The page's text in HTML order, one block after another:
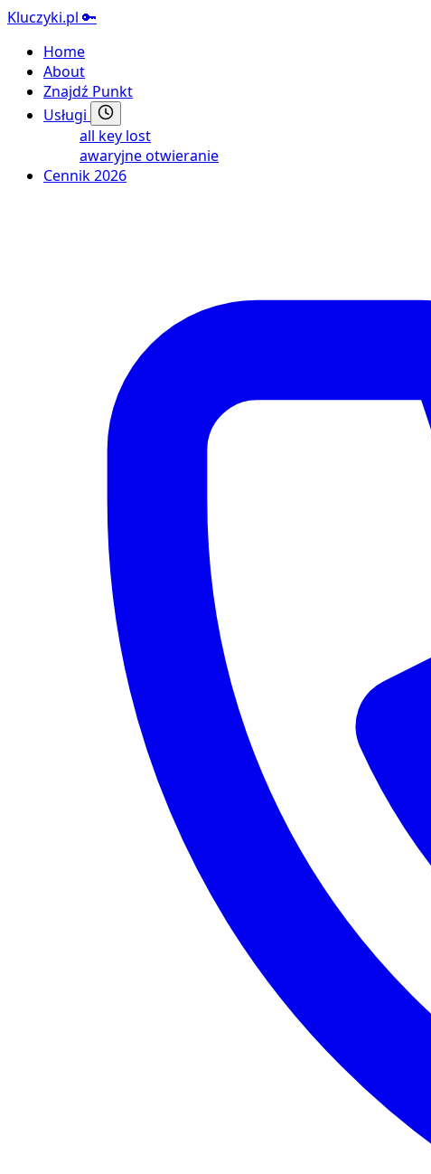
Kluczyki.pl 🔑
Home
About
Znajdź Punkt
Usługi
all key lost
awaryjne otwieranie
Cennik 2026